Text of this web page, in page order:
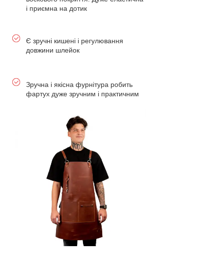
і приємна на дотик
Є зручні кишені і регулювання
довжини шлейок
Зручна і якісна фурнітура робить
фартух дуже зручним і практичним